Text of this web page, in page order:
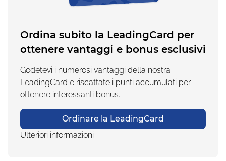
Ordina subito la LeadingCard per
ottenere vantaggi e bonus esclusivi
Godetevi i numerosi vantaggi della nostra
LeadingCard e riscattate i punti accumulati per
ottenere interessanti bonus.
Ordinare la LeadingCard
Ulteriori informazioni